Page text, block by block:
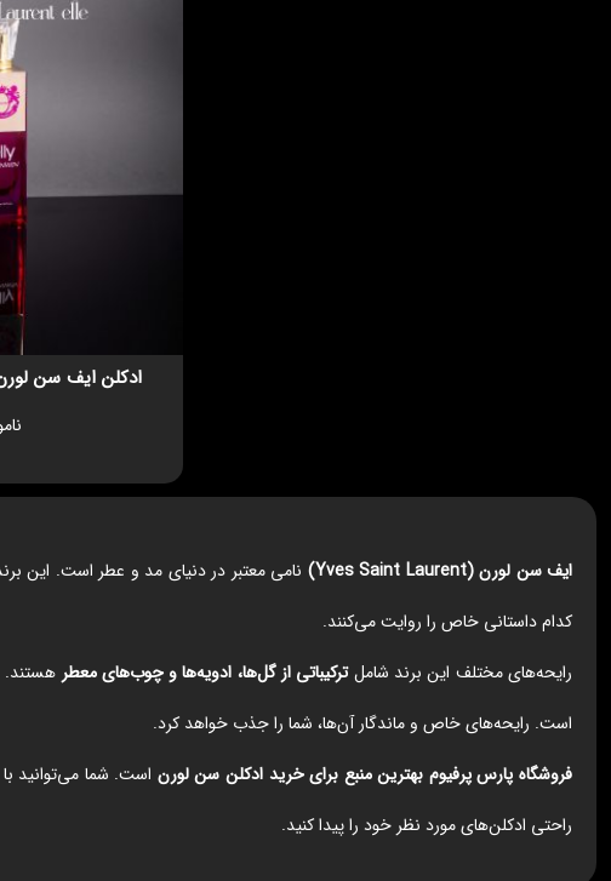
ادکلن ایف سن لورن اله 100
ایف سن لورن (Yves Saint Laurent)
کدام داستانی خاص را روایت می‌کنند.
رایحه‌های مختلف این برند شاملترکیباتی از گل‌ها، ادویه‌ها و چوب‌های معطر هستند.
است. رایحه‌های خاص و ماندگار آن‌ها، شما را جذب خواهد کرد.
فروشگاه پارس پرفیوم بهترین منبع برای خرید ادکلن سن لورن است. شما می‌توانید
راحتی ادکلن‌های مورد نظر خود را پیدا کنید.